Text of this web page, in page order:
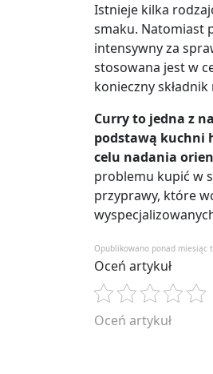
Istnieje kilka
smaku. Natomiast
intensywny za
stosowana jest w
konieczny
Curry to jedna z
podstawą kuchni
celu nadania
problemu kupić w
przyprawy, które
Opublikowano ponad miesiąc
Oceń artykuł
Oceń artykuł